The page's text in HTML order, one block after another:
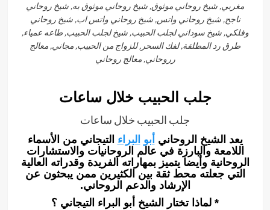
مغربي, شيخ روحاني موثوق, شيخ روحاني موثوق به, شيخ روحاني
ناجح, شيخ روحاني واتس, شيخ روحاني واتس اب, شيخ روحاني
وفلكي, شيخ سوداني لجلب الحبيب, شيخ لجلب الحبيب, طاعه عمياء,
طرق رد المطلقة, لفك السحر, للزواج من الحبيب, مجاني, معالج
رروحاني, معالج روحاني
جلب الحبيب خلال ساعات
جلب الحبيب خلال ساعات
يعد الشيخ الروحاني أبو البراء التيجاني من الأسماء
اللامعة والبارزة في عالم الروحانيات والاستشارات
الروحانية وأيضا يتميز بمهاراته الفريدة وقدراته العالية
التي جعلته محط ثقة بين الكثيرين ممن يبحثون عن
الإرشاد والدعم الروحاني.
* لماذا تختار الشيخ أبو البراء التيجاني ؟